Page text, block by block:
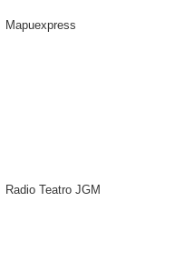
Mapuexpress
Radio Teatro JGM